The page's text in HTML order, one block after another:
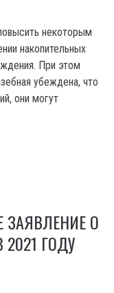
некоторым
накопительных
При этом
убеждена, что
они могут
О
ГОДУ